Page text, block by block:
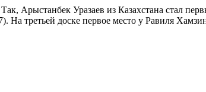
Арыстанбек Уразаев из Казахстана стал
третьей доске первое место у Равиля